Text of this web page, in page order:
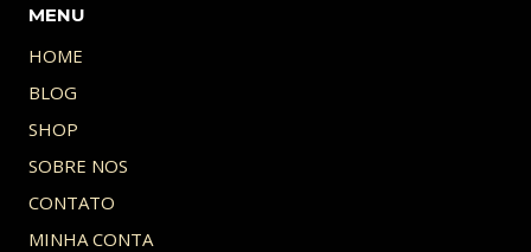
MENU
HOME
BLOG
SHOP
SOBRE NOS
CONTATO
MINHA CONTA